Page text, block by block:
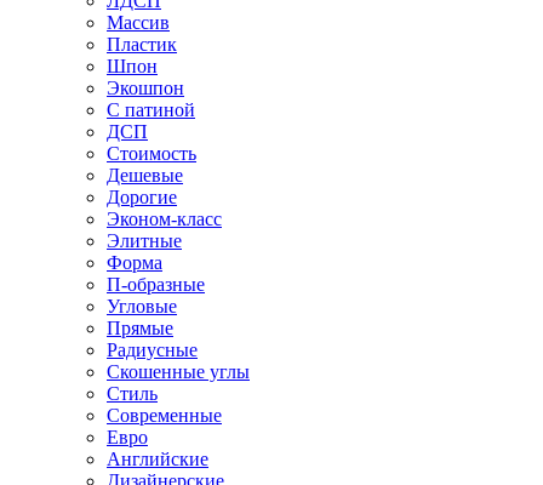
Массив
Пластик
Шпон
Экошпон
С патиной
ДСП
Стоимость
Дешевые
Дорогие
Эконом-класс
Элитные
Форма
П-образные
Угловые
Прямые
Радиусные
Скошенные углы
Стиль
Современные
Евро
Английские
Дизайнерские